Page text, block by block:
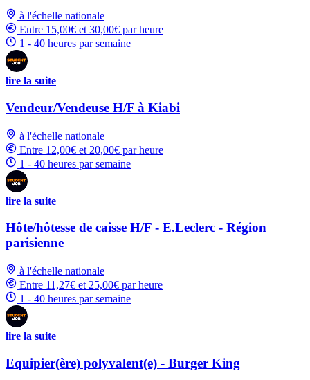
à l'échelle nationale
Entre 15,00€ et 30,00€ par heure
1 - 40 heures par semaine
lire la suite
Vendeur/Vendeuse H/F à Kiabi
à l'échelle nationale
Entre 12,00€ et 20,00€ par heure
1 - 40 heures par semaine
lire la suite
Hôte/hôtesse de caisse H/F - E.Leclerc - Région
parisienne
à l'échelle nationale
Entre 11,27€ et 25,00€ par heure
1 - 40 heures par semaine
lire la suite
Equipier(ère) polyvalent(e) - Burger King